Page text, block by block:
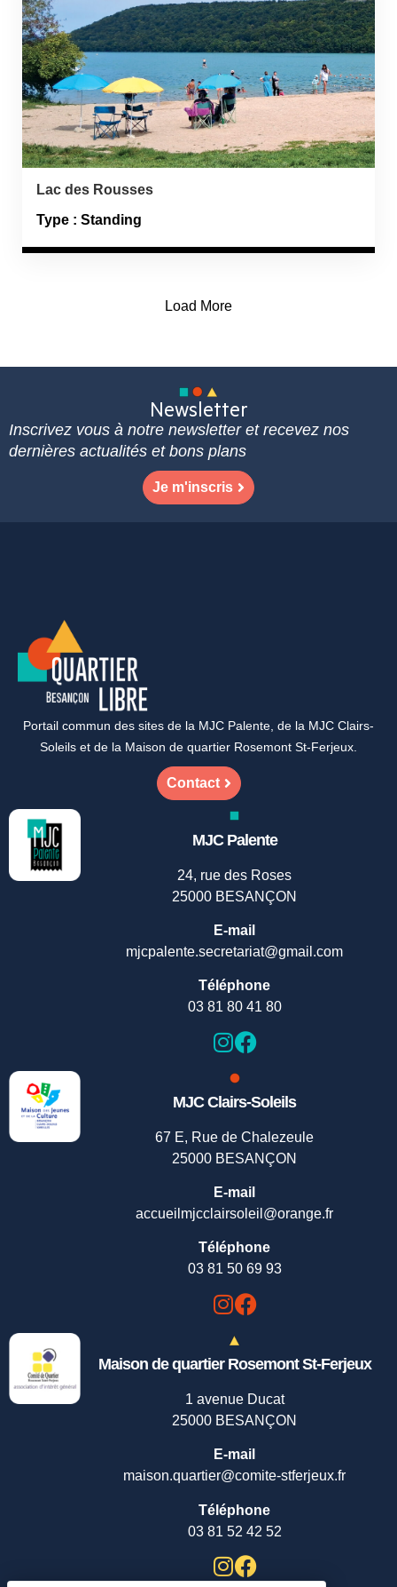
Lac des Rousses
Type : Standing
Load More
Newsletter
Inscrivez vous à notre newsletter et recevez nos
dernières actualités et bons plans
Je m'inscris
Portail commun des sites de la MJC Palente, de la MJC Clairs-
Soleils et de la Maison de quartier Rosemont St-Ferjeux.
Contact
MJC Palente
24, rue des Roses
25000 BESANÇON
E-mail
mjcpalente.secretariat@gmail.com
Téléphone
03 81 80 41 80
MJC Clairs-Soleils
67 E, Rue de Chalezeule
25000 BESANÇON
E-mail
accueilmjcclairsoleil@orange.fr
Téléphone
03 81 50 69 93
Maison de quartier Rosemont St-Ferjeux
1 avenue Ducat
25000 BESANÇON
E-mail
maison.quartier@comite-stferjeux.fr
Téléphone
03 81 52 42 52